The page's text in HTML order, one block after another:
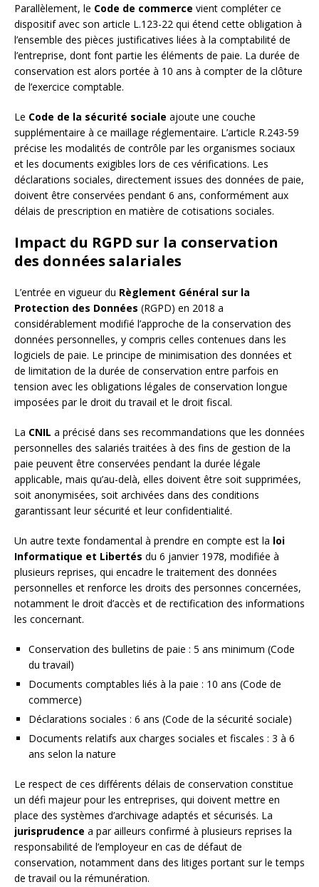
Parallèlement, le Code de commerce vient compléter ce
dispositif avec son article L.123-22 qui étend cette obligation à
l’ensemble des pièces justificatives liées à la comptabilité de
l’entreprise, dont font partie les éléments de paie. La durée de
conservation est alors portée à 10 ans à compter de la clôture
de l’exercice comptable.
Le Code de la sécurité sociale ajoute une couche
supplémentaire à ce maillage réglementaire. L’article R.243-59
précise les modalités de contrôle par les organismes sociaux
et les documents exigibles lors de ces vérifications. Les
déclarations sociales, directement issues des données de paie,
doivent être conservées pendant 6 ans, conformément aux
délais de prescription en matière de cotisations sociales.
Impact du RGPD sur la conservation
des données salariales
L’entrée en vigueur du Règlement Général sur la
Protection des Données (RGPD) en 2018 a
considérablement modifié l’approche de la conservation des
données personnelles, y compris celles contenues dans les
logiciels de paie. Le principe de minimisation des données et
de limitation de la durée de conservation entre parfois en
tension avec les obligations légales de conservation longue
imposées par le droit du travail et le droit fiscal.
La CNIL a précisé dans ses recommandations que les données
personnelles des salariés traitées à des fins de gestion de la
paie peuvent être conservées pendant la durée légale
applicable, mais qu’au-delà, elles doivent être soit supprimées,
soit anonymisées, soit archivées dans des conditions
garantissant leur sécurité et leur confidentialité.
Un autre texte fondamental à prendre en compte est la loi
Informatique et Libertés du 6 janvier 1978, modifiée à
plusieurs reprises, qui encadre le traitement des données
personnelles et renforce les droits des personnes concernées,
notamment le droit d’accès et de rectification des informations
les concernant.
Conservation des bulletins de paie : 5 ans minimum (Code
du travail)
Documents comptables liés à la paie : 10 ans (Code de
commerce)
Déclarations sociales : 6 ans (Code de la sécurité sociale)
Documents relatifs aux charges sociales et fiscales : 3 à 6
ans selon la nature
Le respect de ces différents délais de conservation constitue
un défi majeur pour les entreprises, qui doivent mettre en
place des systèmes d’archivage adaptés et sécurisés. La
jurisprudence a par ailleurs confirmé à plusieurs reprises la
responsabilité de l’employeur en cas de défaut de
conservation, notamment dans des litiges portant sur le temps
de travail ou la rémunération.